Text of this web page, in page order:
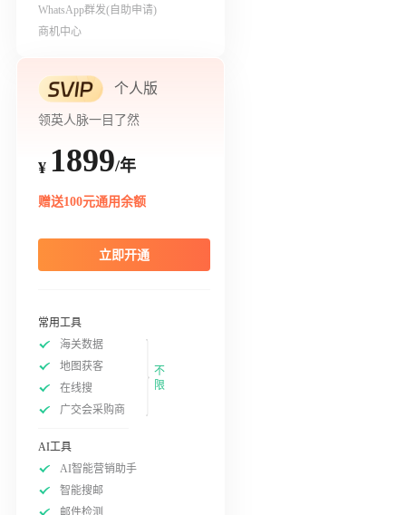
WhatsApp群发(自助申请)
商机中心
个人版
领英人脉一目了然
¥ 1899/年
赠送100元通用余额
立即开通
常用工具
海关数据
地图获客
在线搜
广交会采购商
不
限
AI工具
AI智能营销助手
智能搜邮
邮件检测